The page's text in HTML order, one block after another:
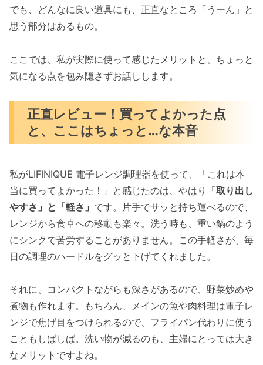
でも、どんなに良い道具にも、正直なところ「うーん」と
思う部分はあるもの。
ここでは、私が実際に使って感じたメリットと、ちょっと
気になる点を包み隠さずお話しします。
正直レビュー！買ってよかった点
と、ここはちょっと…な本音
私がLIFINIQUE 電子レンジ調理器を使って、「これは本
当に買ってよかった！」と感じたのは、やはり
「取り出し
やすさ」と「軽さ」 です。片手でサッと持ち運べるので、
レンジから食卓への移動も楽々。洗う時も、重い鍋のよう
にシンクで苦労することがありません。この手軽さが、毎
日の調理のハードルをグッと下げてくれました。
それに、コンパクトながらも深さがあるので、野菜炒めや
煮物も作れます。もちろん、メインの魚や肉料理は電子レ
ンジで焦げ目をつけられるので、フライパン代わりに使う
こともしばしば。洗い物が減るのも、主婦にとっては大き
なメリットですよね。